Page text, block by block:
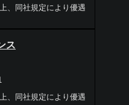
、同社規定により優遇
ス
、同社規定により優遇